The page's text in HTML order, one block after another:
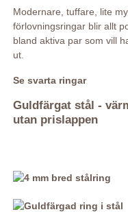
Modernare, tuffare, lite
förlovningsringar blir allt
bland aktiva par som vill
ut.
Se svarta ringar
Guldfärgat stål -
utan prislappen